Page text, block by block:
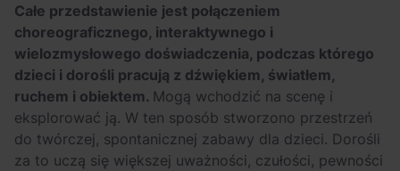
Całe przedstawienie jest połączeniem
choreograficznego, interaktywnego i
wielozmysłowego doświadczenia, podczas którego
dzieci i dorośli pracują z dźwiękiem, światłem,
ruchem i obiektem. Mogą wchodzić na scenę i
eksplorować ją. W ten sposób stworzono przestrzeń
do twórczej, spontanicznej zabawy dla dzieci. Dorośli
za to uczą się większej uważności, czułości, pewności